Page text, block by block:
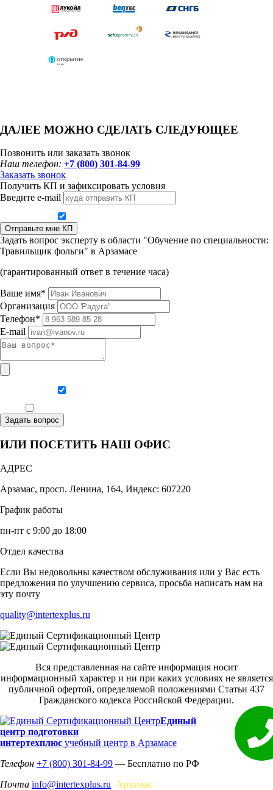
ДАЛЕЕ МОЖНО СДЕЛАТЬ СЛЕДУЮЩЕЕ
Позвонить или заказать звонок
Наш телефон: +7 (800) 301-84-99
Заказать звонок
Получить КП и зафиксировать условия
Введите e-mail
Отправьте мне КП
Задать вопрос эксперту в области "Обучение по специальности:
Травильщик фольги" в Арзамасе
(гарантированный ответ в течение часа)
Ваше имя*
Организация
Телефон*
E-mail
Задать вопрос
ИЛИ ПОСЕТИТЬ НАШ ОФИС
АДРЕС
Арзамас, просп. Ленина, 164, Индекс: 607220
График работы
пн-пт с 9:00 до 18:00
Отдел качества
Если Вы недовольны качеством обслуживания или у Вас есть
предложения по улучшению сервиса, просьба написать нам на
эту почту
quality@intertexplus.ru
Вся представленная на сайте информация носит
информационный характер и ни при каких условиях не является
публичной офертой, определяемой положениями Статьи 437
Гражданского кодекса Российской Федерации.
Единый
центр подготовки
интертехплюс учебный центр в Арзамасе
Телефон +7 (800) 301-84-99 — Бесплатно по РФ
Почта info@intertexplus.ru Арзамас